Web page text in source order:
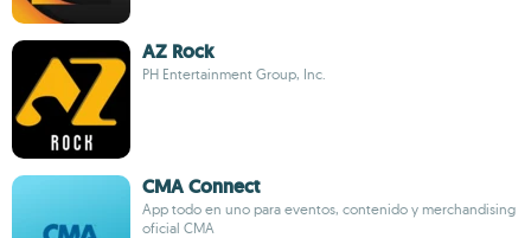
AZ Rock
PH Entertainment Group, Inc.
CMA Connect
App todo en uno para eventos, contenido y merchandising
oficial CMA